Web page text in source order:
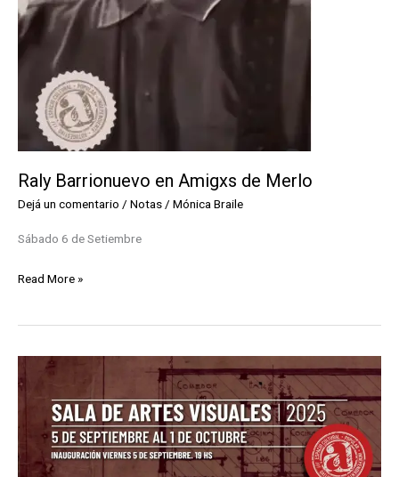
Raly Barrionuevo en Amigxs de Merlo
Dejá un comentario / Notas/ Mónica Braile
Sábado 6 de Setiembre
Raly
en
Merlo
Read More »